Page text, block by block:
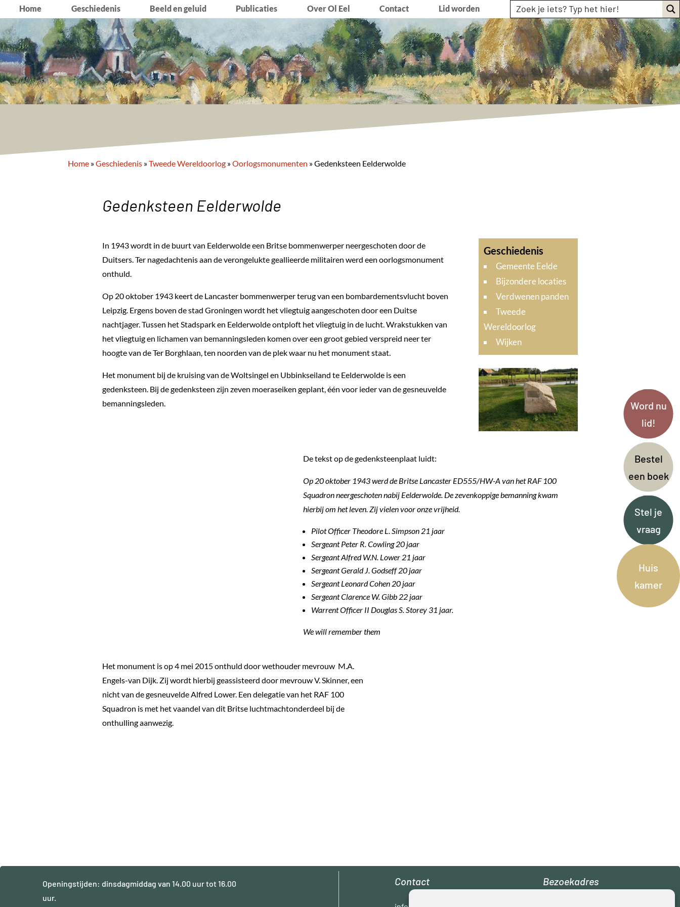
Word nu
lid!
Bestel
een boek
Stel je
vraag
Huis
kamer
Home Geschiedenis Beeld en geluid Publicaties Over Ol Eel Contact Lid worden
Home »Geschiedenis »Tweede Wereldoorlog »Oorlogsmonumenten »Gedenksteen Eelderwolde
Gedenksteen Eelderwolde
In 1943 wordt in de buurt van Eelderwolde een Britse bommenwerper neergeschoten door de
Duitsers. Ter nagedachtenis aan de verongelukte geallieerde militairen werd een oorlogsmonument
onthuld.
Op 20 oktober 1943 keert de Lancaster bommenwerper terug van een bombardementsvlucht boven
Leipzig. Ergens boven de stad Groningen wordt het vliegtuig aangeschoten door een Duitse
nachtjager. Tussen het Stadspark en Eelderwolde ontploft het vliegtuig in de lucht. Wrakstukken van
het vliegtuig en lichamen van bemanningsleden komen over een groot gebied verspreid neer ter
hoogte van de Ter Borghlaan, ten noorden van de plek waar nu het monument staat.
Het monument bij de kruising van de Woltsingel en Ubbinkseiland te Eelderwolde is een
gedenksteen. Bij de gedenksteen zijn zeven moeraseiken geplant, één voor ieder van de gesneuvelde
bemanningsleden.
Gemeente Eelde
Bijzondere locaties
Verdwenen panden
Tweede
Wereldoorlog
Wijken
De tekst op de gedenksteenplaat luidt:
Op 20 oktober 1943 werd de Britse Lancaster ED555/HW-A van het RAF 100
Squadron neergeschoten nabij Eelderwolde. De zevenkoppige bemanning kwam
hierbij om het leven. Zij vielen voor onze vrijheid.
Pilot Officer Theodore L. Simpson 21 jaar
Sergeant Peter R. Cowling 20 jaar
Sergeant Alfred W.N. Lower 21 jaar
Sergeant Gerald J. Godseff 20 jaar
Sergeant Leonard Cohen 20 jaar
Sergeant Clarence W. Gibb 22 jaar
Warrent Officer II Douglas S. Storey 31 jaar.
We will remember them
Het monument is op 4 mei 2015 onthuld door wethouder mevrouw M.A.
Engels-van Dijk. Zij wordt hierbij geassisteerd door mevrouw V. Skinner, een
nicht van de gesneuvelde Alfred Lower. Een delegatie van het RAF 100
Squadron is met het vaandel van dit Britse luchtmachtonderdeel bij de
onthulling aanwezig.
Openingstijden: dinsdagmiddag van 14.00 uur tot 16.00
uur.
Contact Bezoekadres